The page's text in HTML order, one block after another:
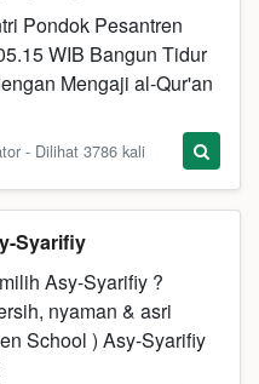
Pondok Pesantren
WIB Bangun Tidur
Mengaji al-Qur'an
- Dilihat 3786 kali
Syarifiy
Asy-Syarifiy ?
nyaman & asri
School ) Asy-Syarifiy